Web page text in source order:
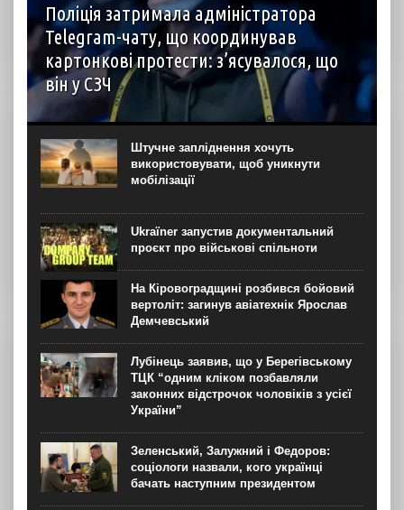
Поліція затримала адміністратора
Telegram-чату, що координував
картонкові протести: з’ясувалося, що
він у СЗЧ
Адміністратор телеграм-чату “Протест” Віталій Камка,
де координувались протести проти відставки міністра
оборони Михайла Федорова, був затриманий поліцією,
після чого його ресурс був видалений з Telegram. Про це
повідомляє Центр...
Штучне запліднення хочуть
використовувати, щоб уникнути
мобілізації
Ukraїner запустив документальний
проєкт про військові спільноти
На Кіровоградщині розбився бойовий
вертоліт: загинув авіатехнік Ярослав
Демчевський
Лубінець заявив, що у Берегівському
ТЦК “одним кліком позбавляли
законних відстрочок чоловіків з усієї
України”
Зеленський, Залужний і Федоров:
соціологи назвали, кого українці
бачать наступним президентом